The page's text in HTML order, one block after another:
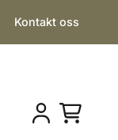
Kontakt oss